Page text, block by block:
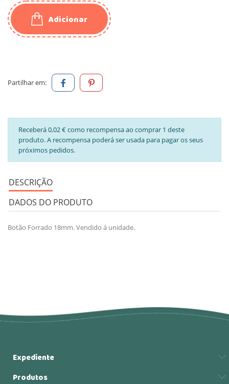
Adicionar
Partilhar em:
Receberá 0,02 € como recompensa ao comprar 1 deste
produto. A recompensa poderá ser usada para pagar os seus
próximos pedidos.
DESCRIÇÃO
DADOS DO PRODUTO
Botão Forrado 18mm. Vendido á unidade.
Expediente
Produtos